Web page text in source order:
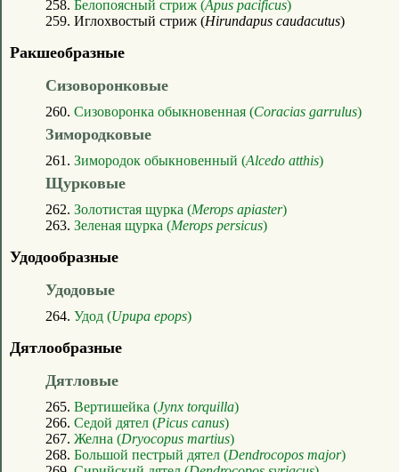
258. Белопоясный стриж (Apus pacificus)
259. Иглохвостый стриж (Hirundapus caudacutus)
Ракшеобразные
Сизоворонковые
260. Сизоворонка обыкновенная (Coracias garrulus)
Зимородковые
261. Зимородок обыкновенный (Alcedo atthis)
Щурковые
262. Золотистая щурка (Merops apiaster)
263. Зеленая щурка (Merops persicus)
Удодообразные
Удодовые
264. Удод (Upupa epops)
Дятлообразные
Дятловые
265. Вертишейка (Jynx torquilla)
266. Седой дятел (Picus canus)
267. Желна (Dryocopus martius)
268. Большой пестрый дятел (Dendrocopos major)